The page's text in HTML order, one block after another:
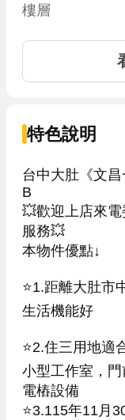
樓層
特色說明
台中大肚《文
B
💥歡迎上店來
服務💥
本物件優點↓
⭐️1.距離大肚市
生活機能好
⭐️2.住三用地適
小型工作室，
電樁設備
⭐️3.115年11月